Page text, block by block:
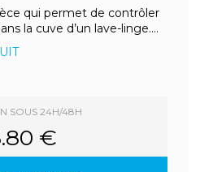
qui permet de contrôler
la cuve d’un lave-linge....
SOUS 24H/48H
€